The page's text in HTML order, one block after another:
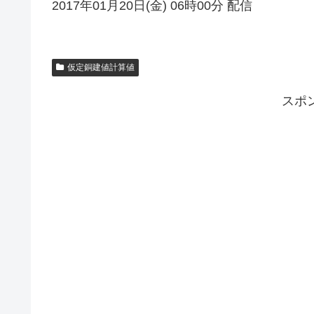
2017年01月20日(金) 06時00分 配信
仮定銅建値計算値
スポ